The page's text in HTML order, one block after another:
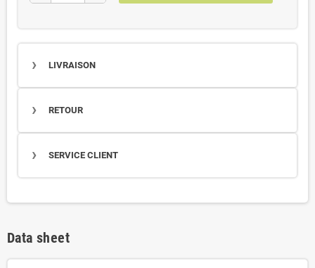
LIVRAISON
RETOUR
SERVICE CLIENT
Data sheet